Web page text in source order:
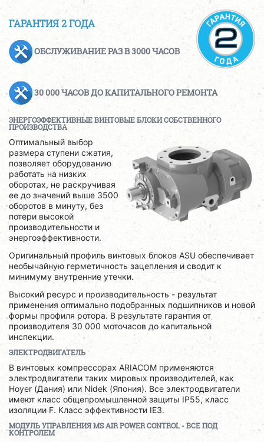
ГАРАНТИЯ 2 ГОДА
ОБСЛУЖИВАНИЕ РАЗ В 3000 ЧАСОВ
30 000 ЧАСОВ ДО КАПИТАЛЬНОГО РЕМОНТА
ЭНЕРГОЭФФЕКТИВНЫЕ ВИНТОВЫЕ БЛОКИ СОБСТВЕННОГО
ПРОИЗВОДСТВА
Оптимальный выбор
размера ступени сжатия,
позволяет оборудованию
работать на низких
оборотах, не раскручивая
ее до значений выше 3500
оборотов в минуту, без
потери высокой
производительности и
энергоэффективности.
Оригинальный профиль винтовых блоков ASU обеспечивает
необычайную герметичность зацепления и сводит к
минимуму внутренние утечки.
Высокий ресурс и производительность - результат
применения оптимально подобранных подшипников и новой
формы профиля ротора. В результате гарантия от
производителя 30 000 моточасов до капитальной
инспекции.
ЭЛЕКТРОДВИГАТЕЛЬ
В винтовых компрессорах ARIACOM применяются
электродвигатели таких мировых производителей, как
Hoyer (Дания) или Nidek (Япония). Все электродвигатели
имеют класс общепромышленной защиты IP55, класс
изоляции F. Класс эффективности IE3.
МОДУЛЬ УПРАВЛЕНИЯMSAIRPOWERCONTROL - ВСЕ ПОД
КОНТРОЛЕМ